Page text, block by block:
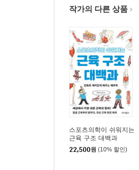
29. 금 - 세계 금융을 지탱
30. 철 - 강철의 가능성을
31. 신문 - 민족주의에 이
32. 전화 - ‘실시간으로’
제5장 글로벌 세계-세계
큰 역사의 흐름 - 미국을
33. 자동차 - T형 포드가
34. 체인 스토어 - 슈퍼마
작가의 다른 상품
스포츠의학이 쉬워지는
근육 구조 대백과
22,500원 (10% 할인)